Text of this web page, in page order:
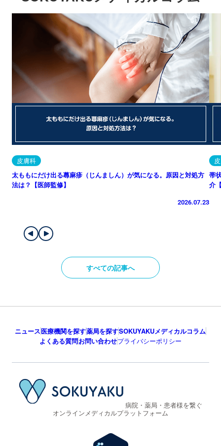
皮膚科
太ももにだけ出る蕁麻疹（じんましん）が気になる。原因と対処方
法は？【医師監修】
2026.07.23
帯
介
すべての記事へ
ニュース医療機関を探す薬局を探すSOKUYAKUメディカルコラム
よくある質問お問い合わせプライバシーポリシー
病院・薬局・患者様を繋ぐ
オンラインメディカルプラットフォーム